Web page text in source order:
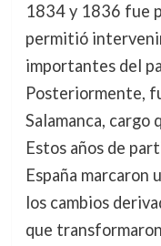
1834 y 1836 fue
permitió
importantes del
Posteriormente,
Salamanca,
Estos años de
España marcaron
los cambios
que